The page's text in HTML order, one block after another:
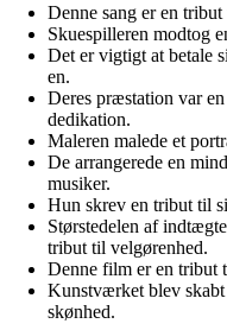
Denne sang er en
Skuespilleren modtog
Det er vigtigt at betale
en.
Deres præstation var
dedikation.
Maleren malede et
De arrangerede en
musiker.
Hun skrev en tribut til
Størstedelen af
tribut til velgørenhed.
Denne film er en tribut
Kunstværket blev
skønhed.